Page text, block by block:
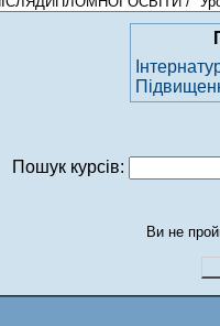
Пошук курсів:
Ви не